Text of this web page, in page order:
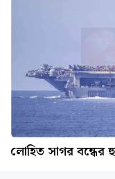
লোহিত সাগর বন্ধের